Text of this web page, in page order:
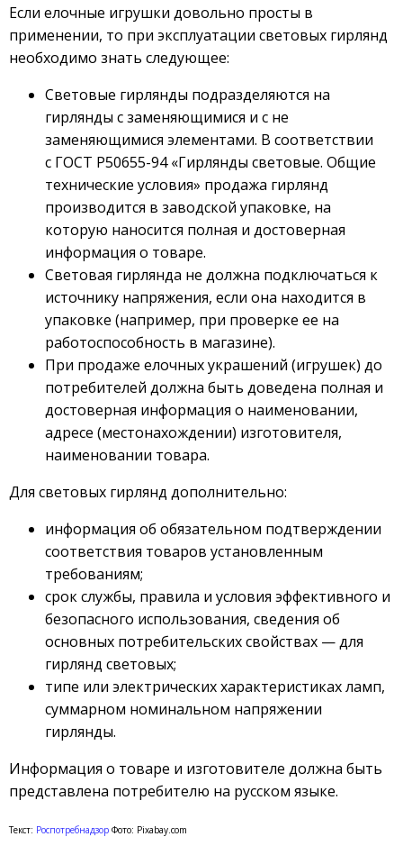
Если елочные игрушки довольно просты в
применении, то при эксплуатации световых гирлянд
необходимо знать следующее:
Световые гирлянды подразделяются на
гирлянды с заменяющимися и с не
заменяющимися элементами. В соответствии
с ГОСТ Р50655-94 «Гирлянды световые. Общие
технические условия» продажа гирлянд
производится в заводской упаковке, на
которую наносится полная и достоверная
информация о товаре.
Световая гирлянда не должна подключаться к
источнику напряжения, если она находится в
упаковке (например, при проверке ее на
работоспособность в магазине).
При продаже елочных украшений (игрушек) до
потребителей должна быть доведена полная и
достоверная информация о наименовании,
адресе (местонахождении) изготовителя,
наименовании товара.
Для световых гирлянд дополнительно:
информация об обязательном подтверждении
соответствия товаров установленным
требованиям;
срок службы, правила и условия эффективного и
безопасного использования, сведения об
основных потребительских свойствах — для
гирлянд световых;
типе или электрических характеристиках ламп,
суммарном номинальном напряжении
гирлянды.
Информация о товаре и изготовителе должна быть
представлена потребителю на русском языке.
Текст: Роспотребнадзор Фото: Pixabay.com